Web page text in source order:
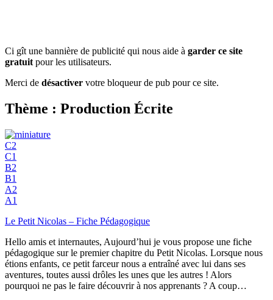
Ci gît une bannière de publicité qui nous aide à garder ce site
gratuit pour les utilisateurs.
Merci de désactiver votre bloqueur de pub pour ce site.
Thème : Production Écrite
C2
C1
B2
B1
A2
A1
Le Petit Nicolas – Fiche Pédagogique
Hello amis et internautes, Aujourd’hui je vous propose une fiche
pédagogique sur le premier chapitre du Petit Nicolas. Lorsque nous
étions enfants, ce petit farceur nous a entraîné avec lui dans ses
aventures, toutes aussi drôles les unes que les autres ! Alors
pourquoi ne pas le faire découvrir à nos apprenants ? A coup…